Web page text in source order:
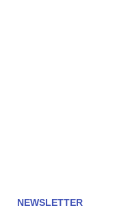
NEWSLETTER